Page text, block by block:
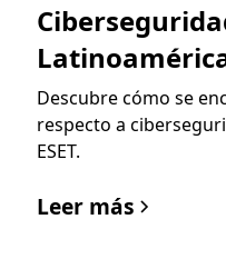
Descubre cómo se
respecto a
ESET.
Leer más